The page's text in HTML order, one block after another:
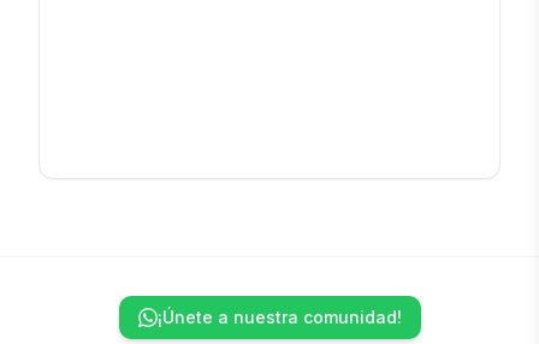
¡Únete a nuestra comunidad!